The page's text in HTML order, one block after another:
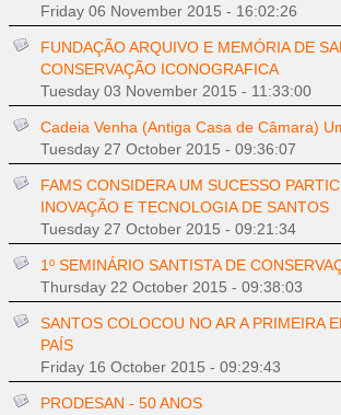
Friday 06 November 2015 - 16:02:26
FUNDAÇÃO ARQUIVO E MEMÓRIA DE
CONSERVAÇÃO ICONOGRAFICA
Tuesday 03 November 2015 - 11:33:00
Cadeia Venha (Antiga Casa de Câmara)
Tuesday 27 October 2015 - 09:36:07
FAMS CONSIDERA UM SUCESSO
INOVAÇÃO E TECNOLOGIA DE SANTOS
Tuesday 27 October 2015 - 09:21:34
1º SEMINÁRIO SANTISTA DE
Thursday 22 October 2015 - 09:38:03
SANTOS COLOCOU NO AR A PRIMEIRA
PAÍS
Friday 16 October 2015 - 09:29:43
PRODESAN - 50 ANOS